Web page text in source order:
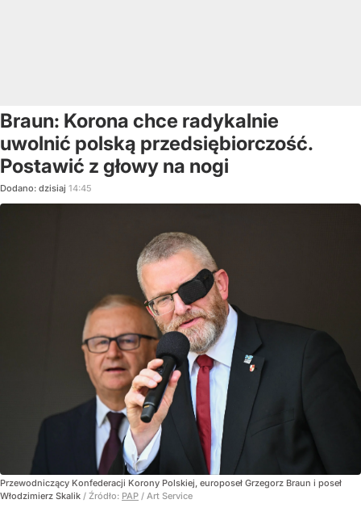
Braun: Korona chce radykalnie
uwolnić polską przedsiębiorczość.
Postawić z głowy na nogi
Dodano: dzisiaj 14:45
Przewodniczący Konfederacji Korony Polskiej, europoseł Grzegorz Braun i poseł
Włodzimierz Skalik / Źródło: PAP / Art Service